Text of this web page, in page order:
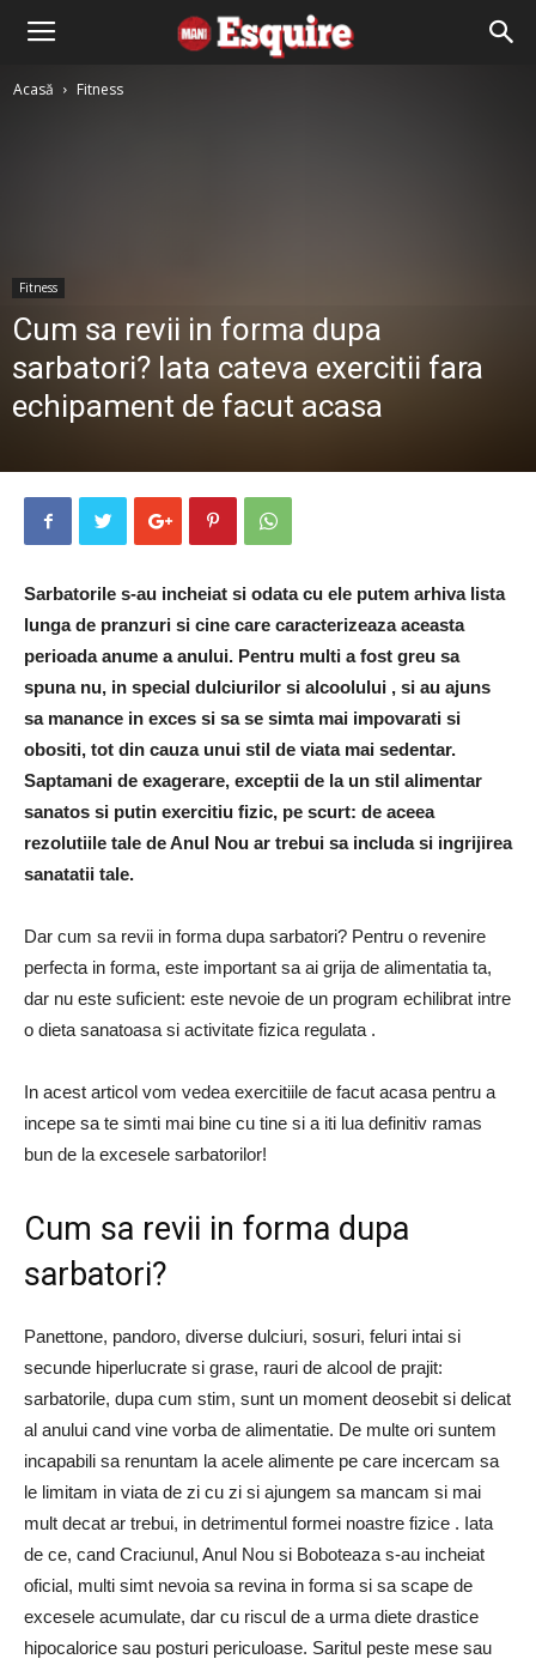
Acasă Fitness
Fitness
Cum sa revii in forma dupa
sarbatori? Iata cateva exercitii fara
echipament de facut acasa
Sarbatorile s-au incheiat si odata cu ele putem arhiva lista
lunga de pranzuri si cine care caracterizeaza aceasta
perioada anume a anului. Pentru multi a fost greu sa
spuna nu, in special dulciurilor si alcoolului , si au ajuns
sa manance in exces si sa se simta mai impovarati si
obositi, tot din cauza unui stil de viata mai sedentar.
Saptamani de exagerare, exceptii de la un stil alimentar
sanatos si putin exercitiu fizic, pe scurt: de aceea
rezolutiile tale de Anul Nou ar trebui sa includa si ingrijirea
sanatatii tale.
Dar cum sa revii in forma dupa sarbatori? Pentru o revenire
perfecta in forma, este important sa ai grija de alimentatia ta,
dar nu este suficient: este nevoie de un program echilibrat intre
o dieta sanatoasa si activitate fizica regulata .
In acest articol vom vedea exercitiile de facut acasa pentru a
incepe sa te simti mai bine cu tine si a iti lua definitiv ramas
bun de la excesele sarbatorilor!
Cum sa revii in forma dupa
sarbatori?
Panettone, pandoro, diverse dulciuri, sosuri, feluri intai si
secunde hiperlucrate si grase, rauri de alcool de prajit:
sarbatorile, dupa cum stim, sunt un moment deosebit si delicat
al anului cand vine vorba de alimentatie. De multe ori suntem
incapabili sa renuntam la acele alimente pe care incercam sa
le limitam in viata de zi cu zi si ajungem sa mancam si mai
mult decat ar trebui, in detrimentul formei noastre fizice . Iata
de ce, cand Craciunul, Anul Nou si Boboteaza s-au incheiat
oficial, multi simt nevoia sa revina in forma si sa scape de
excesele acumulate, dar cu riscul de a urma diete drastice
hipocalorice sau posturi periculoase. Saritul peste mese sau